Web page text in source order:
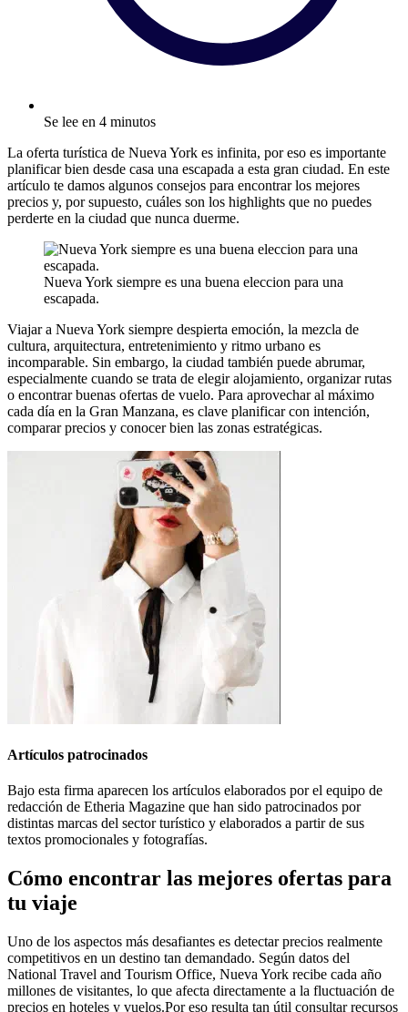
Se lee en 4 minutos
La oferta turística de Nueva York es infinita, por eso es importante
planificar bien desde casa una escapada a esta gran ciudad. En este
artículo te damos algunos consejos para encontrar los mejores
precios y, por supuesto, cuáles son los highlights que no puedes
perderte en la ciudad que nunca duerme.
Nueva York siempre es una buena eleccion para una
escapada.
Viajar a Nueva York siempre despierta emoción, la mezcla de
cultura, arquitectura, entretenimiento y ritmo urbano es
incomparable. Sin embargo, la ciudad también puede abrumar,
especialmente cuando se trata de elegir alojamiento, organizar rutas
o encontrar buenas ofertas de vuelo. Para aprovechar al máximo
cada día en la Gran Manzana, es clave planificar con intención,
comparar precios y conocer bien las zonas estratégicas.
Artículos patrocinados
Bajo esta firma aparecen los artículos elaborados por el equipo de
redacción de Etheria Magazine que han sido patrocinados por
distintas marcas del sector turístico y elaborados a partir de sus
textos promocionales y fotografías.
Cómo encontrar las mejores ofertas para
tu viaje
Uno de los aspectos más desafiantes es detectar precios realmente
competitivos en un destino tan demandado. Según datos del
National Travel and Tourism Office, Nueva York recibe cada año
millones de visitantes, lo que afecta directamente a la fluctuación de
precios en hoteles y vuelos.Por eso resulta tan útil consultar recursos